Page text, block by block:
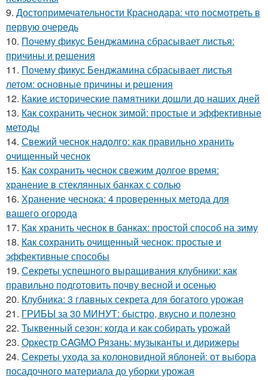
9. Достопримечательности Краснодара: что посмотреть в
первую очередь
10. Почему фикус Бенджамина сбрасывает листья:
причины и решения
11. Почему фикус Бенджамина сбрасывает листья
летом: основные причины и решения
12. Какие исторические памятники дошли до наших дней
13. Как сохранить чеснок зимой: простые и эффективные
методы
14. Свежий чеснок надолго: как правильно хранить
очищенный чеснок
15. Как сохранить чеснок свежим долгое время:
хранение в стеклянных банках с солью
16. Хранение чеснока: 4 проверенных метода для
вашего огорода
17. Как хранить чеснок в банках: простой способ на зиму
18. Как сохранить очищенный чеснок: простые и
эффективные способы
19. Секреты успешного выращивания клубники: как
правильно подготовить почву весной и осенью
20. Клубника: 3 главных секрета для богатого урожая
21. ГРИБЫ за 30 МИНУТ: быстро, вкусно и полезно
22. Тыквенный сезон: когда и как собирать урожай
23. Оркестр CAGMO Рязань: музыканты и дирижеры
24. Секреты ухода за колоновидной яблоней: от выбора
посадочного материала до уборки урожая